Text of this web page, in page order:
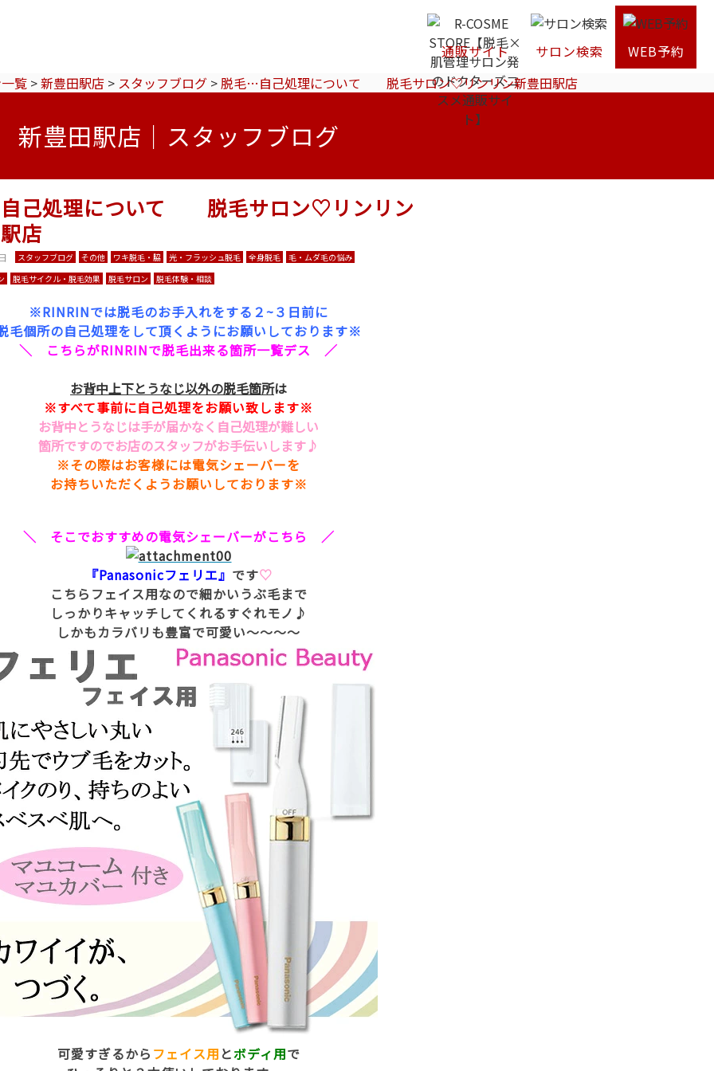
通販サイト サロン検索
WEB予約
覧 >新豊田駅店 > スタッフブログ >脱毛…自己処理について 脱毛サロン♡リンリン新豊田駅店
新豊田駅店｜スタッフブログ
己処理について 脱毛サロン♡リンリン
店
スタッフブログ その他 ワキ脱毛・脇 光・フラッシュ脱毛 全身脱毛
毛・ムダ毛の悩み
脱毛サイクル・脱毛効果 脱毛サロン 脱毛体験・相談
※RINRINでは脱毛のお手入れをする２~３日前に
毛個所の自己処理をして頂くようにお願いしております※
＼ こちらがRINRINで脱毛出来る箇所一覧デス ／
お背中上下とうなじ以外の脱毛箇所は
※すべて事前に自己処理をお願い致します※
お背中とうなじは手が届かなく自己処理が難しい
箇所ですのでお店のスタッフがお手伝いします♪
※その際はお客様には電気シェーバーを
お持ちいただくようお願いしております※
＼ そこでおすすめの電気シェーバーがこちら ／
『Panasonicフェリエ』 です♡
こちらフェイス用なので細かいうぶ毛まで
しっかりキャッチしてくれるすぐれモノ♪
しかもカラバリも豊富で可愛い～～～～
可愛すぎるから フェイス用 とボディ用で